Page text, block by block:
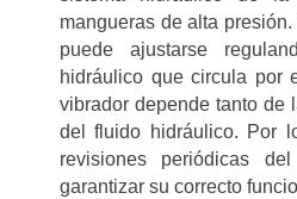
mangueras de alta
puede ajustarse
hidráulico que circula por
vibrador depende tanto de
del fluido hidráulico. Por
revisiones periódicas
garantizar su correcto